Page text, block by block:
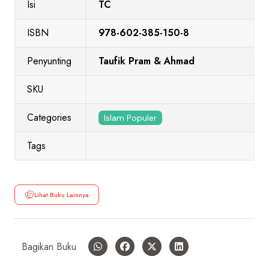
Isi TC
ISBN 978-602-385-150-8
Penyunting Taufik Pram & Ahmad
SKU
Categories Islam Populer
Tags
Lihat Buku Lainnya
Bagikan Buku